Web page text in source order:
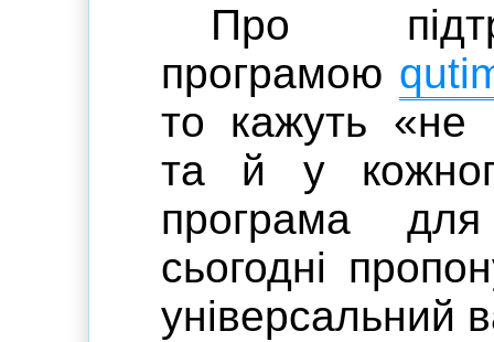
Про
програмою
то кажуть «не
та й у
програма
сьогодні
універсальний